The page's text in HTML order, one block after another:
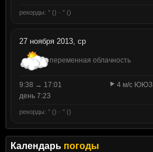
рекорды: ° () · ° ()
27 ноября 2013, ср
переменная облачность
9:38 → 17:01
4 м/с ЮЮЗ
день 7:23
рекорды: ° () · ° ()
Календарь погоды